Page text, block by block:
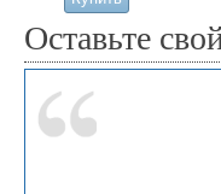
Оставьте